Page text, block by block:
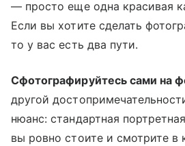
— просто еще одна красивая
Если вы хотите сделать
то у вас есть два пути.
Сфотографируйтесь сами на
другой
нюанс: стандартная
вы ровно стоите и смотрите в